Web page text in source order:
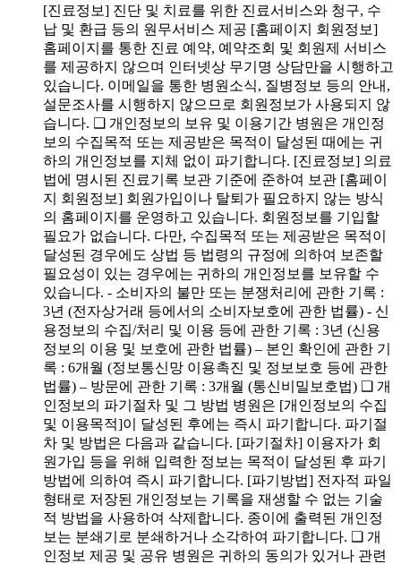
[진료정보] 진단 및 치료를 위한 진료서비스와 청구, 수
납 및 환급 등의 원무서비스 제공 [홈페이지 회원정보]
홈페이지를 통한 진료 예약, 예약조회 및 회원제 서비스
를 제공하지 않으며 인터넷상 무기명 상담만을 시행하고
있습니다. 이메일을 통한 병원소식, 질병정보 등의 안내,
설문조사를 시행하지 않으므로 회원정보가 사용되지 않
습니다. ❑ 개인정보의 보유 및 이용기간 병원은 개인정
보의 수집목적 또는 제공받은 목적이 달성된 때에는 귀
하의 개인정보를 지체 없이 파기합니다. [진료정보] 의료
법에 명시된 진료기록 보관 기준에 준하여 보관 [홈페이
지 회원정보] 회원가입이나 탈퇴가 필요하지 않는 방식
의 홈페이지를 운영하고 있습니다. 회원정보를 기입할
필요가 없습니다. 다만, 수집목적 또는 제공받은 목적이
달성된 경우에도 상법 등 법령의 규정에 의하여 보존할
필요성이 있는 경우에는 귀하의 개인정보를 보유할 수
있습니다. - 소비자의 불만 또는 분쟁처리에 관한 기록 :
3년 (전자상거래 등에서의 소비자보호에 관한 법률) - 신
용정보의 수집/처리 및 이용 등에 관한 기록 : 3년 (신용
정보의 이용 및 보호에 관한 법률) – 본인 확인에 관한 기
록 : 6개월 (정보통신망 이용촉진 및 정보보호 등에 관한
법률) – 방문에 관한 기록 : 3개월 (통신비밀보호법) ❑ 개
인정보의 파기절차 및 그 방법 병원은 [개인정보의 수집
및 이용목적]이 달성된 후에는 즉시 파기합니다. 파기절
차 및 방법은 다음과 같습니다. [파기절차] 이용자가 회
원가입 등을 위해 입력한 정보는 목적이 달성된 후 파기
방법에 의하여 즉시 파기합니다. [파기방법] 전자적 파일
형태로 저장된 개인정보는 기록을 재생할 수 없는 기술
적 방법을 사용하여 삭제합니다. 종이에 출력된 개인정
보는 분쇄기로 분쇄하거나 소각하여 파기합니다. ❑ 개
인정보 제공 및 공유 병원은 귀하의 동의가 있거나 관련